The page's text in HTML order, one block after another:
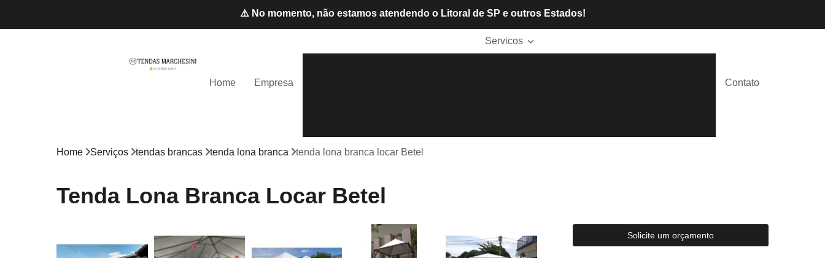
⚠️ No momento, não estamos atendendo o Litoral de SP e outros Estados!
Home Empresa
Servicos
Contato
Home Serviços tendas brancas tenda lona branca tenda lona branca locar Betel
Tenda Lona Branca Locar Betel
Solicite um orçamento